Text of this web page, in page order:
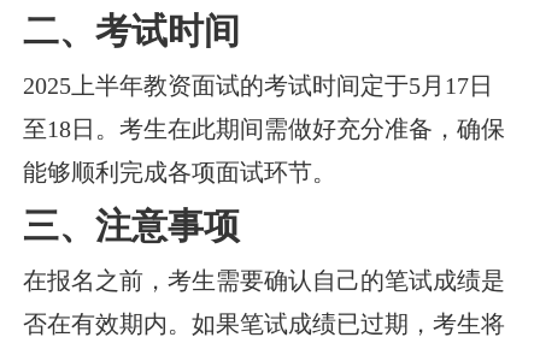
二、考试时间
2025上半年教资面试的考试时间定于5月17日
至18日。考生在此期间需做好充分准备，确保
能够顺利完成各项面试环节。
三、注意事项
在报名之前，考生需要确认自己的笔试成绩是
否在有效期内。如果笔试成绩已过期，考生将